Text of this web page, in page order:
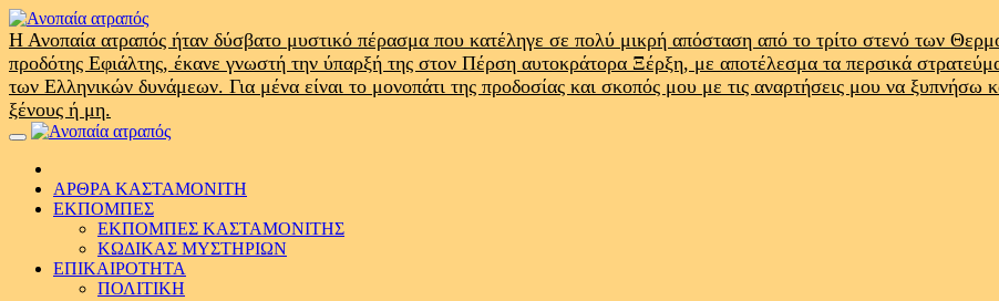
Skip
to
content
Η Ανοπαία ατραπός ήταν δύσβατο μυστικό πέρασμα που κατέληγε σε πολύ μικρή απόσταση από το τρίτο στενό των
προδότης Εφιάλτης, έκανε γνωστή την ύπαρξή της στον Πέρση αυτοκράτορα Ξέρξη, με αποτέλεσμα τα περσικά
των Ελληνικών δυνάμεων. Για μένα είναι το μονοπάτι της προδοσίας και σκοπός μου με τις αναρτήσεις μου να ξυπνήσω
ξένους ή μη.
Primary
ΑΡΘΡΑ ΚΑΣΤΑΜΟΝΙΤΗ
ΕΚΠΟΜΠΕΣ
ΕΚΠΟΜΠΕΣ ΚΑΣΤΑΜΟΝΙΤΗΣ
ΚΩΔΙΚΑΣ ΜΥΣΤΗΡΙΩΝ
ΕΠΙΚΑΙΡΟΤΗΤΑ
ΠΟΛΙΤΙΚΗ